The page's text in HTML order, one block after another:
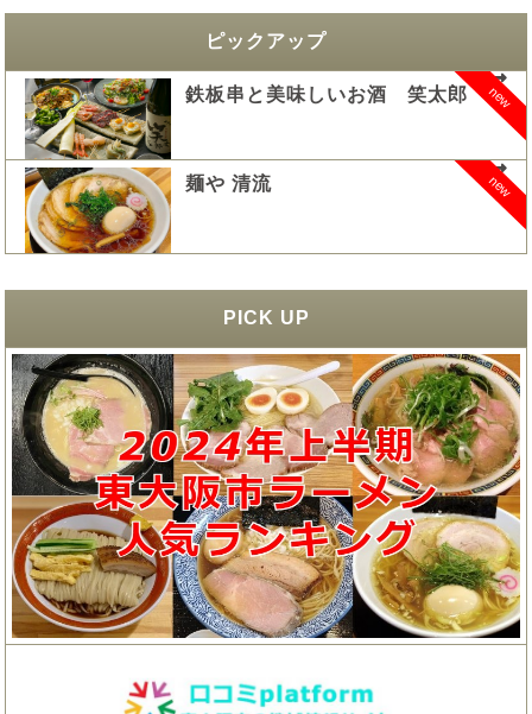
ピックアップ
new
鉄板串と美味しいお酒 笑太郎
new
麺や 清流
PICK UP